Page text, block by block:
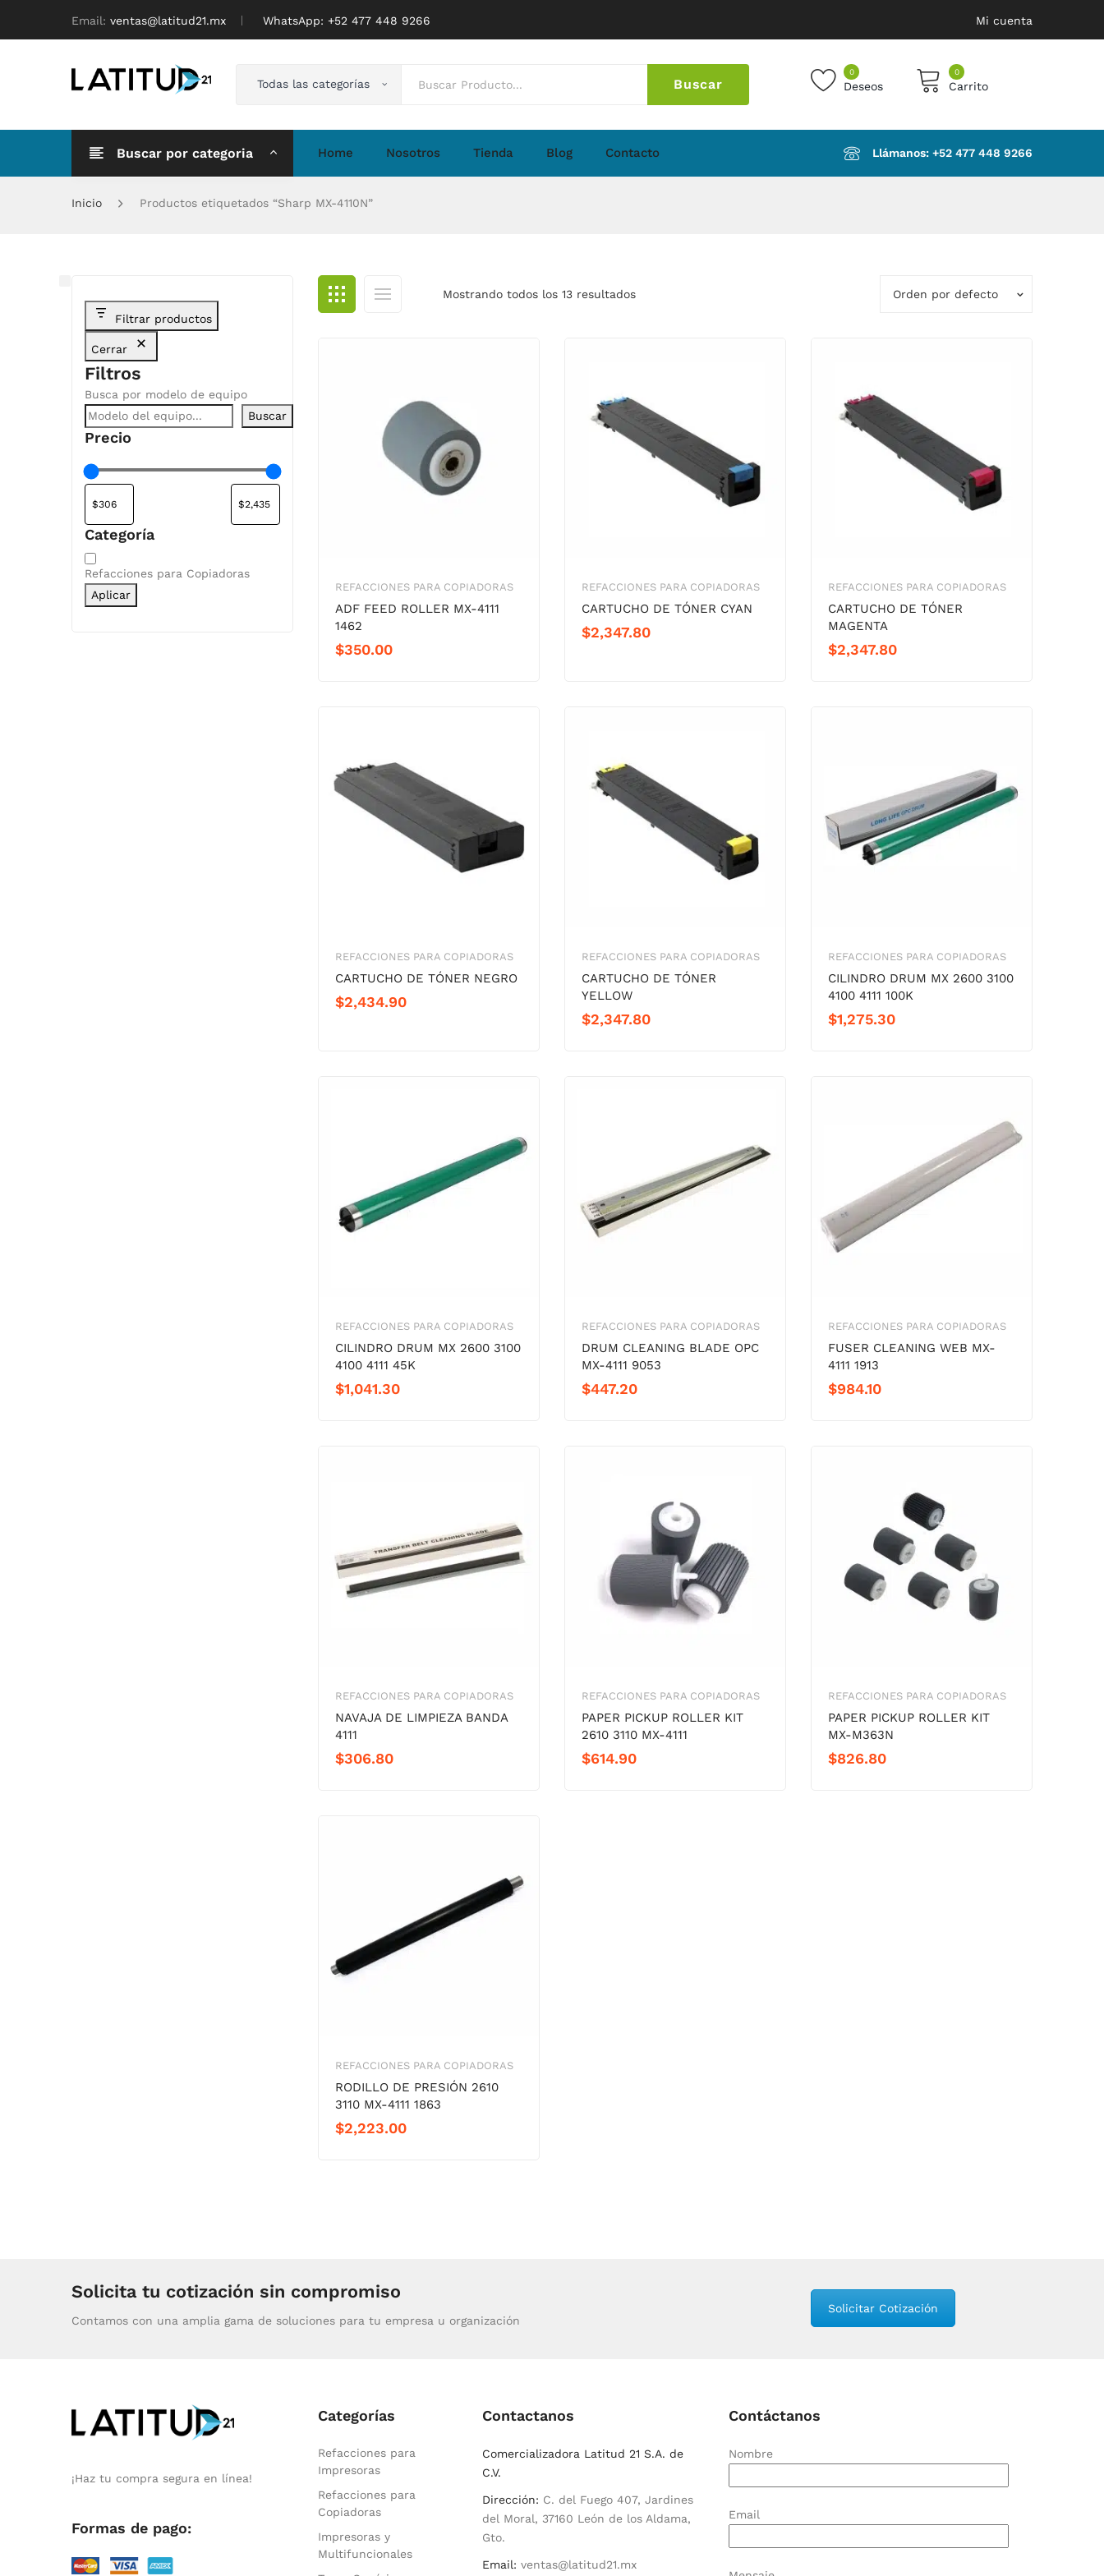
Email: ventas@latitud21.mx WhatsApp: ‪+52 477 448 9266 Mi cuenta
Todas las categorías Buscar
0
Deseos
0
Carrito
No products in the cart.
Buscar por categoria Home Nosotros Tienda Blog Contacto Llámanos: ‪+52 477 448 9266‬
Inicio Productos etiquetados “Sharp MX-4110N”
Mostrando todos los 13 resultados Orden por defecto
REFACCIONES PARA COPIADORAS
ADF FEED ROLLER MX-4111
1462
$350.00
REFACCIONES PARA COPIADORAS
CARTUCHO DE TÓNER CYAN
$2,347.80
REFACCIONES PARA COPIADORAS
CARTUCHO DE TÓNER
MAGENTA
$2,347.80
REFACCIONES PARA COPIADORAS
CARTUCHO DE TÓNER NEGRO
$2,434.90
REFACCIONES PARA COPIADORAS
CARTUCHO DE TÓNER
YELLOW
$2,347.80
REFACCIONES PARA COPIADORAS
CILINDRO DRUM MX 2600 3100
4100 4111 100K
$1,275.30
REFACCIONES PARA COPIADORAS
CILINDRO DRUM MX 2600 3100
4100 4111 45K
$1,041.30
REFACCIONES PARA COPIADORAS
DRUM CLEANING BLADE OPC
MX-4111 9053
$447.20
REFACCIONES PARA COPIADORAS
FUSER CLEANING WEB MX-
4111 1913
$984.10
REFACCIONES PARA COPIADORAS
NAVAJA DE LIMPIEZA BANDA
4111
$306.80
REFACCIONES PARA COPIADORAS
PAPER PICKUP ROLLER KIT
2610 3110 MX-4111
$614.90
REFACCIONES PARA COPIADORAS
PAPER PICKUP ROLLER KIT
MX-M363N
$826.80
REFACCIONES PARA COPIADORAS
RODILLO DE PRESIÓN 2610
3110 MX-4111 1863
$2,223.00
Filtrar productos
Cerrar
Filtros
Busca por modelo de equipo
Buscar
Precio
Categoría
Categoría
Refacciones para Copiadoras
Aplicar
Solicita tu cotización sin compromiso
Contamos con una amplia gama de soluciones para tu empresa u organización
Solicitar Cotización
¡Haz tu compra segura en línea!
Formas de pago:
Categorías
Refacciones para
Impresoras
Refacciones para
Copiadoras
Impresoras y
Multifuncionales
Contactanos
Comercializadora Latitud 21 S.A. de
C.V.
Dirección: C. del Fuego 407, Jardines
del Moral, 37160 León de los Aldama,
Gto.
Email: ventas@latitud21.mx
Contáctanos
Nombre
Email